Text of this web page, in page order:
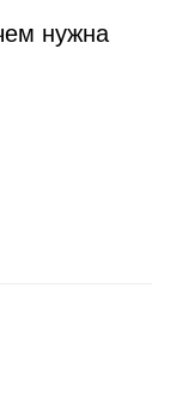
нужна